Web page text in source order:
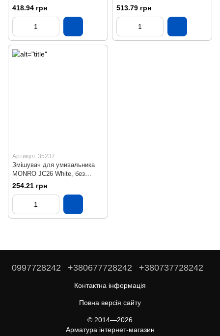
підведення
418.94 грн
White, без підводки
513.79 грн
Артикул: 35237
Змішувач для умивальника
MONRO JC26 White, без
підведення
254.21 грн
0997728242 +380677728242 +380737728242
Контактна інформація
Повна версія сайту
© 2014—2026
Арматура інтернет-магазин